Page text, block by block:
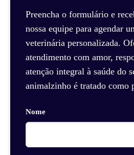
Preencha o formulário e
nossa equipe para agendar
veterinária personalizada.
atendimento com amor,
atenção integral à saúde do
animalzinho é tratado como
Nome